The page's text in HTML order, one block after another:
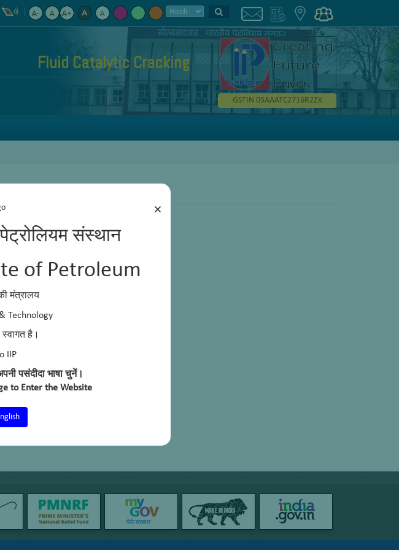
×
संस्थान
of Petroleum
मंत्रालय
Technology
है।
IIP
पसंदीदा भाषा चुनें।
to Enter the Website
Fluid Catalytic Cracking
GSTIN 05AAATC2716R2ZK